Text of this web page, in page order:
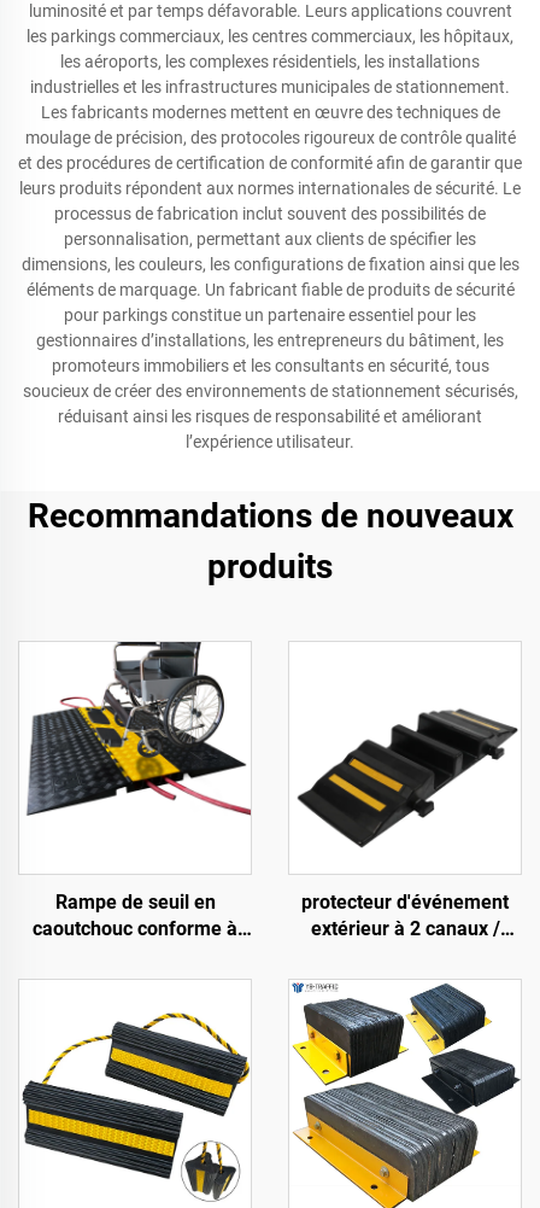
luminosité et par temps défavorable. Leurs applications couvrent
les parkings commerciaux, les centres commerciaux, les hôpitaux,
les aéroports, les complexes résidentiels, les installations
industrielles et les infrastructures municipales de stationnement.
Les fabricants modernes mettent en œuvre des techniques de
moulage de précision, des protocoles rigoureux de contrôle qualité
et des procédures de certification de conformité afin de garantir que
leurs produits répondent aux normes internationales de sécurité. Le
processus de fabrication inclut souvent des possibilités de
personnalisation, permettant aux clients de spécifier les
dimensions, les couleurs, les configurations de fixation ainsi que les
éléments de marquage. Un fabricant fiable de produits de sécurité
pour parkings constitue un partenaire essentiel pour les
gestionnaires d’installations, les entrepreneurs du bâtiment, les
promoteurs immobiliers et les consultants en sécurité, tous
soucieux de créer des environnements de stationnement sécurisés,
réduisant ainsi les risques de responsabilité et améliorant
l’expérience utilisateur.
Recommandations de nouveaux
produits
Rampe de seuil en
caoutchouc conforme à
de câbles à 5 voies pour
fauteuil roulant, pour
événements intérieurs et
extérieurs
protecteur d'événement
extérieur à 2 canaux /
caoutchouc type crosse